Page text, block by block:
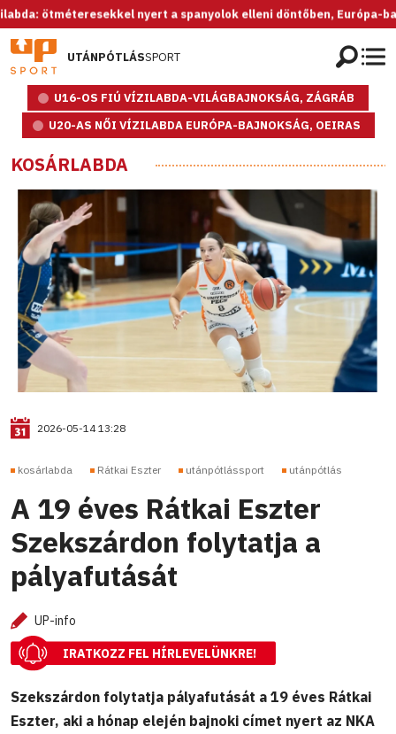
nyert a spanyolok elleni döntőben, Európa-bajnok az
UTÁNPÓTLÁSSPORT
U16-OS FIÚ VÍZILABDA-VILÁGBAJNOKSÁG, ZÁGRÁB
U20-AS NŐI VÍZILABDA EURÓPA-BAJNOKSÁG, OEIRAS
KOSÁRLABDA
2026-05-14 13:28
kosárlabda Rátkai Eszter utánpótlássport utánpótlás
A 19 éves Rátkai Eszter
Szekszárdon folytatja a
pályafutását
UP-info
IRATKOZZ FEL HÍRLEVELÜNKRE!
Szekszárdon folytatja pályafutását a 19 éves Rátkai
Eszter, aki a hónap elején bajnoki címet nyert az NKA